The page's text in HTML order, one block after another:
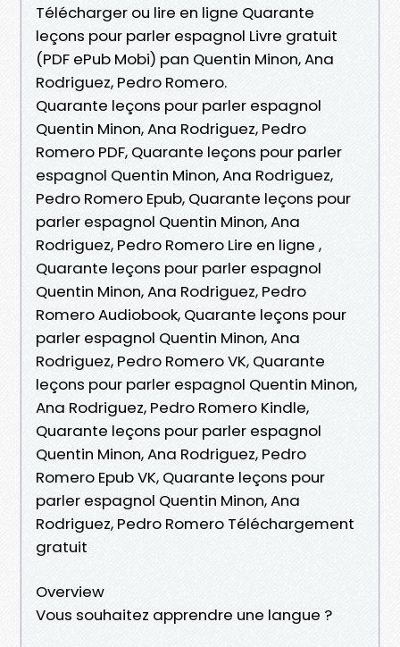
Télécharger ou lire en ligne Quarante
leçons pour parler espagnol Livre gratuit
(PDF ePub Mobi) pan Quentin Minon, Ana
Rodriguez, Pedro Romero.
Quarante leçons pour parler espagnol
Quentin Minon, Ana Rodriguez, Pedro
Romero PDF, Quarante leçons pour parler
espagnol Quentin Minon, Ana Rodriguez,
Pedro Romero Epub, Quarante leçons pour
parler espagnol Quentin Minon, Ana
Rodriguez, Pedro Romero Lire en ligne ,
Quarante leçons pour parler espagnol
Quentin Minon, Ana Rodriguez, Pedro
Romero Audiobook, Quarante leçons pour
parler espagnol Quentin Minon, Ana
Rodriguez, Pedro Romero VK, Quarante
leçons pour parler espagnol Quentin Minon,
Ana Rodriguez, Pedro Romero Kindle,
Quarante leçons pour parler espagnol
Quentin Minon, Ana Rodriguez, Pedro
Romero Epub VK, Quarante leçons pour
parler espagnol Quentin Minon, Ana
Rodriguez, Pedro Romero Téléchargement
gratuit
Overview
Vous souhaitez apprendre une langue ?